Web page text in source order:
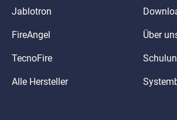
Jablotron
FireAngel
TecnoFire
Alle Hersteller
Über